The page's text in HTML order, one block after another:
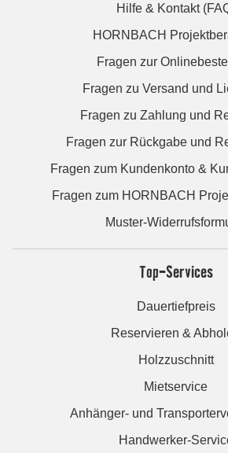
Hilfe & Kontakt
HORNBACH
Fragen zur
Fragen zu Versand und
Fragen zu Zahlung und
Fragen zur Rückgabe und
Fragen zum Kundenkonto &
Fragen zum HORNBACH
Muster-
Top-Services
Dauertiefpreis
Reservieren &
Holzzuschnitt
Mietservice
Anhänger- und
Handwerker-